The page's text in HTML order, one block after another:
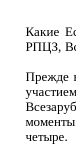
Какие
РПЦЗ,
Прежде
четыре.